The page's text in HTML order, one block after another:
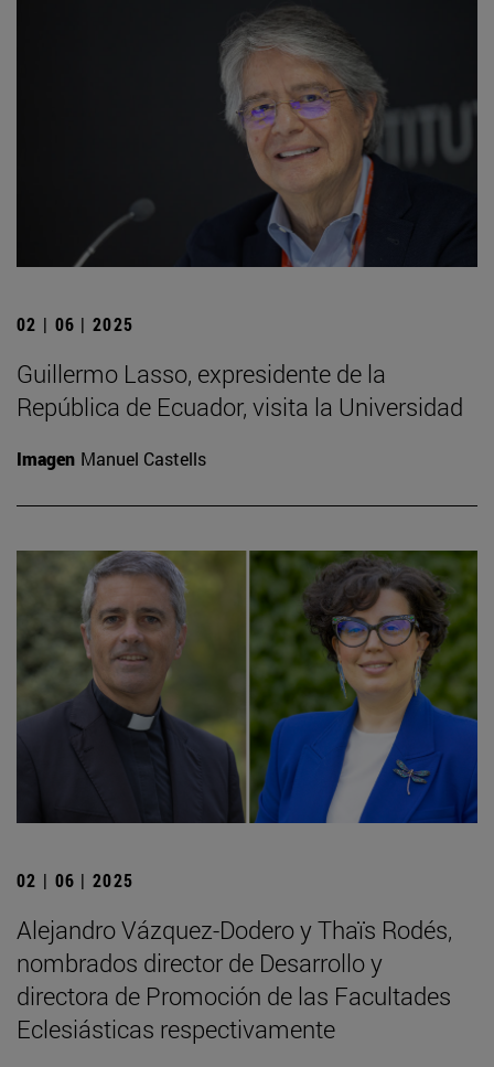
02 | 06 | 2025
Guillermo Lasso, expresidente de la
República de Ecuador, visita la Universidad
Imagen Manuel Castells
02 | 06 | 2025
Alejandro Vázquez-Dodero y Thaïs Rodés,
nombrados director de Desarrollo y
directora de Promoción de las Facultades
Eclesiásticas respectivamente